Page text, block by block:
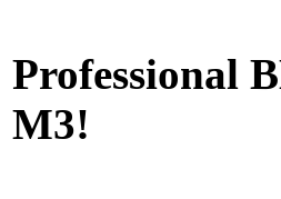
Professional
M3!